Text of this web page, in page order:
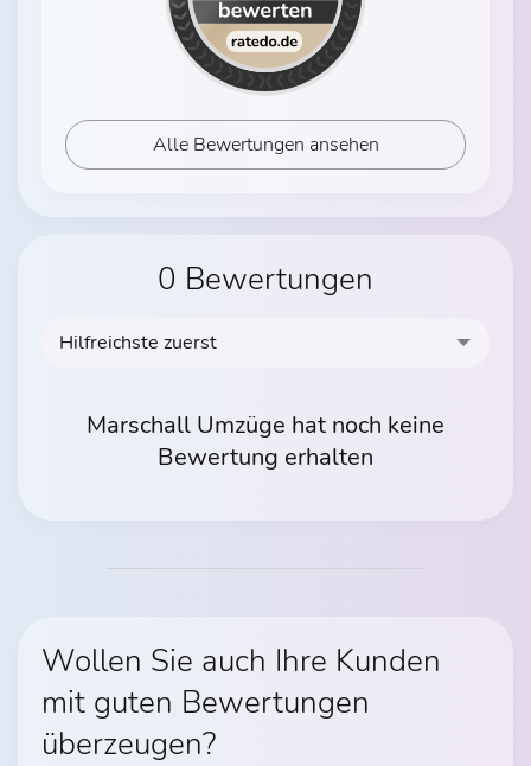
Alle Bewertungen ansehen
0 Bewertungen
Hilfreichste zuerst
Marschall Umzüge hat noch keine
Bewertung erhalten
Wollen Sie auch Ihre Kunden
mit guten Bewertungen
überzeugen?